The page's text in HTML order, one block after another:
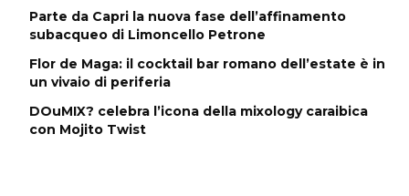
Parte da Capri la nuova fase dell’affinamento
subacqueo di Limoncello Petrone
Flor de Maga: il cocktail bar romano dell’estate è in
un vivaio di periferia
DOuMIX? celebra l’icona della mixology caraibica
con Mojito Twist